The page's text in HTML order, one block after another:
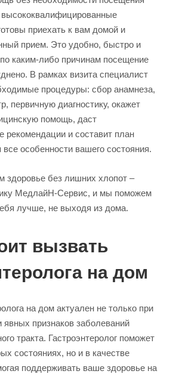
приехать к вам домой и
прием. Это удобно, быстро и
каким-либо причинам посещение
В рамках визита специалист
процедуры: сбор анамнеза,
первичную диагностику, окажет
помощь, даст
рекомендации и составит план
особенности вашего состояния.
здоровье без лишних хлопот –
МедлайН-Сервис, и мы поможем
лучше, не выходя из дома.
вызвать
на дом
на дом актуален не только при
явных признаков заболеваний
тракта. Гастроэнтеролог поможет
состояниях, но и в качестве
поддерживать ваше здоровье на